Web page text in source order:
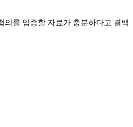
를 입증할 자료가 충분하다고 결백